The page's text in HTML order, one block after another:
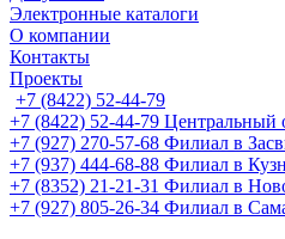
Электронные каталоги
О компании
Контакты
Проекты
+7 (8422) 52-44-79
+7 (8422) 52-44-79 Центральный
+7 (927) 270-57-68 Филиал в
+7 (937) 444-68-88 Филиал в
+7 (8352) 21-21-31 Филиал в
+7 (927) 805-26-34 Филиал в